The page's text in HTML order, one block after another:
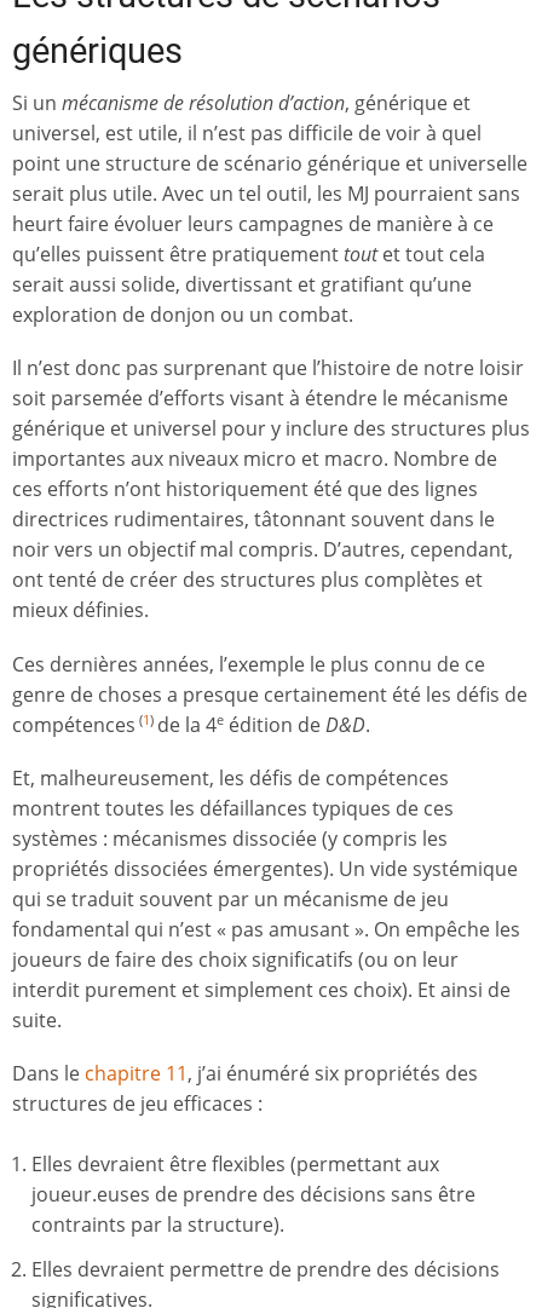
génériques
Si un mécanisme de résolution d’action, générique et
universel, est utile, il n’est pas difficile de voir à quel
point une structure de scénario générique et universelle
serait plus utile. Avec un tel outil, les MJ pourraient sans
heurt faire évoluer leurs campagnes de manière à ce
qu’elles puissent être pratiquementtoutet tout cela
serait aussi solide, divertissant et gratifiant qu’une
exploration de donjon ou un combat.
Il n’est donc pas surprenant que l’histoire de notre loisir
soit parsemée d’efforts visant à étendre le mécanisme
générique et universel pour y inclure des structures plus
importantes aux niveaux micro et macro. Nombre de
ces efforts n’ont historiquement été que des lignes
directrices rudimentaires, tâtonnant souvent dans le
noir vers un objectif mal compris. D’autres, cependant,
ont tenté de créer des structures plus complètes et
mieux définies.
Ces dernières années, l’exemple le plus connu de ce
genre de choses a presque certainement été les défis de
compétences (1) de la 4e édition deD&D.
Et, malheureusement, les défis de compétences
montrent toutes les défaillances typiques de ces
systèmes : mécanismes dissociée (y compris les
propriétés dissociées émergentes). Un vide systémique
qui se traduit souvent par un mécanisme de jeu
fondamental qui n’est « pas amusant ». On empêche les
joueurs de faire des choix significatifs (ou on leur
interdit purement et simplement ces choix). Et ainsi de
suite.
Dans le chapitre 11, j’ai énuméré six propriétés des
structures de jeu efficaces :
Elles devraient être flexibles (permettant aux
joueur.euses de prendre des décisions sans être
contraints par la structure).
Elles devraient permettre de prendre des décisions
significatives.